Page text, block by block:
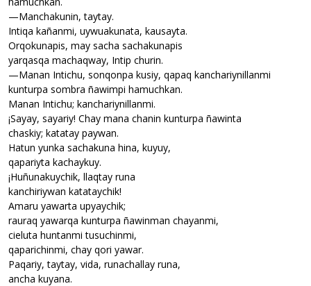
—Manchakunin, taytay.
Intiqa kañanmi, uywuakunata, kausayta.
Orqokunapis, may sacha sachakunapis
yarqasqa machaqway, Intip churin.
—Manan Intichu, sonqonpa kusiy, qapaq kanchariynillanmi
kunturpa sombra ñawimpi hamuchkan.
Manan Intichu; kanchariynillanmi.
¡Sayay, sayariy! Chay mana chanin kunturpa ñawinta
chaskiy; katatay paywan.
Hatun yunka sachakuna hina, kuyuy,
qapariyta kachaykuy.
¡Huñunakuychik, llaqtay runa
kanchiriywan katataychik!
Amaru yawarta upyaychik;
rauraq yawarqa kunturpa ñawinman chayanmi,
cieluta huntanmi tusuchinmi,
qaparichinmi, chay qori yawar.
Paqariy, taytay, vida, runachallay runa,
ancha kuyana.